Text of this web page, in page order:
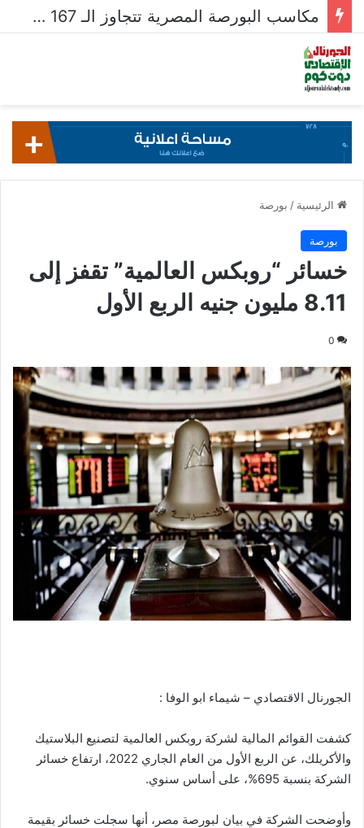
مكاسب البورصة المصرية تتجاوز الـ 167 مليار جنيه خلال أسبوع
الرئيسية / بورصة
بورصة
خسائر “روبكس العالمية” تقفز إلى
8.11 مليون جنيه الربع الأول
0
الجورنال الاقتصادي – شيماء ابو الوفا :
كشفت القوائم المالية لشركة روبكس العالمية لتصنيع البلاستيك
والأكريلك، عن الربع الأول من العام الجاري 2022، ارتفاع خسائر
الشركة بنسبة 695%، على أساس سنوي.
وأوضحت الشركة في بيان لبورصة مصر، أنها سجلت خسائر بقيمة